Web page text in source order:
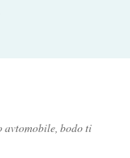
avtomobile, bodo ti